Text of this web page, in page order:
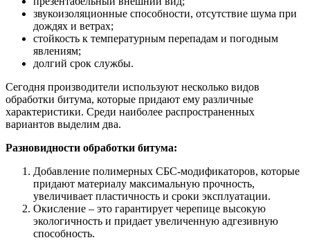
звукоизоляционные способности, отсутствие шума при
дождях и ветрах;
стойкость к температурным перепадам и погодным
явлениям;
долгий срок службы.
Сегодня производители используют несколько видов
обработки битума, которые придают ему различные
характеристики. Среди наиболее распространенных
вариантов выделим два.
Разновидности обработки битума:
Добавление полимерных СБС-модификаторов, которые
придают материалу максимальную прочность,
увеличивает пластичность и сроки эксплуатации.
Окисление – это гарантирует черепице высокую
экологичность и придает увеличенную адгезивную
способность.